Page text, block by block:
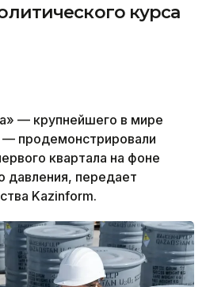
курса
— крупнейшего в мире
— продемонстрировали
квартала на фоне
давления, передает
Kazinform.